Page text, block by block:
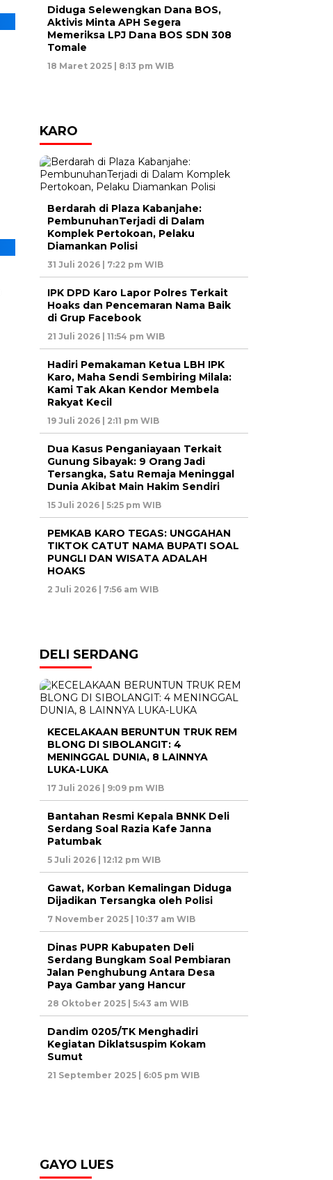
Diduga Selewengkan Dana BOS,
Aktivis Minta APH Segera
Memeriksa LPJ Dana BOS SDN 308
Tomale
18 Maret 2025 | 8:13 pm WIB
KARO
Berdarah di Plaza Kabanjahe:
PembunuhanTerjadi di Dalam
Komplek Pertokoan, Pelaku
Diamankan Polisi
31 Juli 2026 | 7:22 pm WIB
IPK DPD Karo Lapor Polres Terkait
Hoaks dan Pencemaran Nama Baik
di Grup Facebook
21 Juli 2026 | 11:54 pm WIB
Hadiri Pemakaman Ketua LBH IPK
Karo, Maha Sendi Sembiring Milala:
Kami Tak Akan Kendor Membela
Rakyat Kecil
19 Juli 2026 | 2:11 pm WIB
Dua Kasus Penganiayaan Terkait
Gunung Sibayak: 9 Orang Jadi
Tersangka, Satu Remaja Meninggal
Dunia Akibat Main Hakim Sendiri
15 Juli 2026 | 5:25 pm WIB
PEMKAB KARO TEGAS: UNGGAHAN
TIKTOK CATUT NAMA BUPATI SOAL
PUNGLI DAN WISATA ADALAH
HOAKS
2 Juli 2026 | 7:56 am WIB
DELI SERDANG
KECELAKAAN BERUNTUN TRUK REM
BLONG DI SIBOLANGIT: 4
MENINGGAL DUNIA, 8 LAINNYA
LUKA-LUKA
17 Juli 2026 | 9:09 pm WIB
Bantahan Resmi Kepala BNNK Deli
Serdang Soal Razia Kafe Janna
Patumbak
5 Juli 2026 | 12:12 pm WIB
Gawat, Korban Kemalingan Diduga
Dijadikan Tersangka oleh Polisi
7 November 2025 | 10:37 am WIB
Dinas PUPR Kabupaten Deli
Serdang Bungkam Soal Pembiaran
Jalan Penghubung Antara Desa
Paya Gambar yang Hancur
28 Oktober 2025 | 5:43 am WIB
Dandim 0205/TK Menghadiri
Kegiatan Diklatsuspim Kokam
Sumut
21 September 2025 | 6:05 pm WIB
GAYO LUES